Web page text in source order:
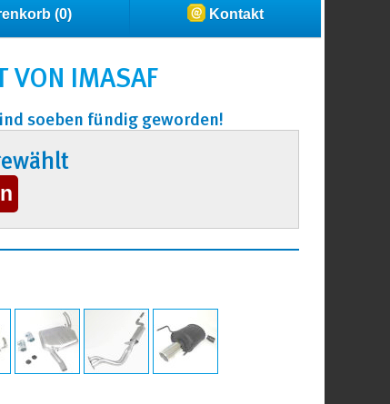
(0) Kontakt
VON IMASAF
soeben fündig geworden!